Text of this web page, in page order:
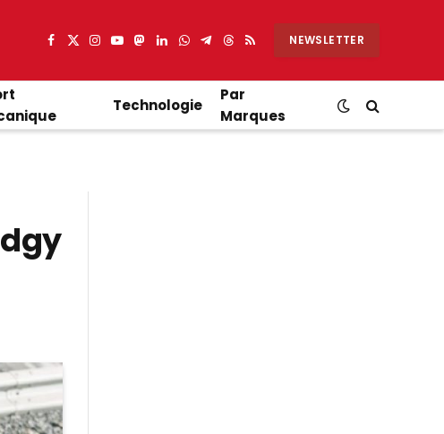
Facebook
X
Instagram
YouTube
Mastodon
LinkedIn
WhatsApp
Partager
Telegram
Threads
RSS NEWSLETTER
Technologie
Par
Marques